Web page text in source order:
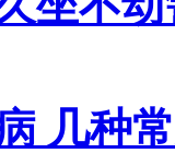
几种